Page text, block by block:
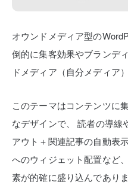
オウンドメディア型の
倒的に集客効果やブランデ
ドメディア（自分メディア）
このテーマはコンテンツに
なデザインで、
読者の導線
アウト＋関連記事の自動表示
へのウィジェット配置など、
素が的確に盛り込んでありま